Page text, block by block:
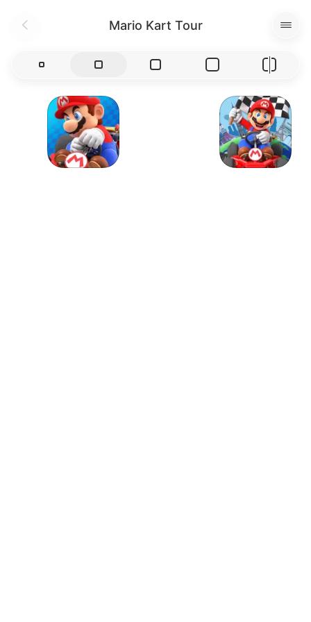
Mario Kart Tour